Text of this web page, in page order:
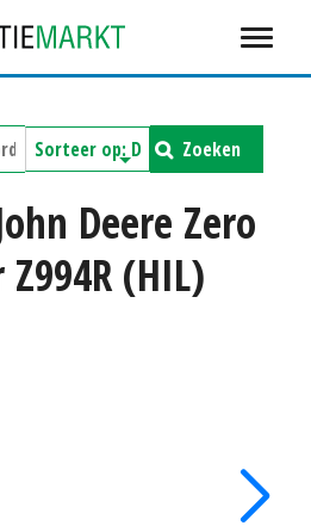
Zoeken
Deere Zero
(HIL)